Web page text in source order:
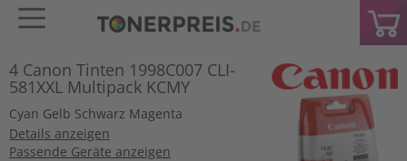
4 Canon Tinten 1998C007 CLI-
581XXL Multipack KCMY
Cyan Gelb Schwarz Magenta
Details anzeigen
Passende Geräte anzeigen